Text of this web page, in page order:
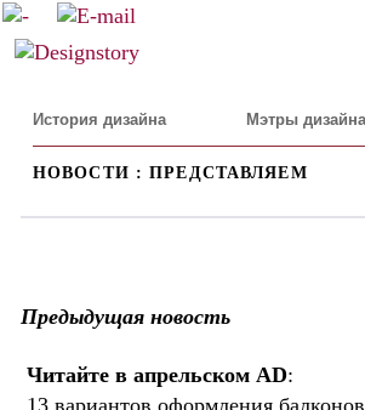
История дизайна Мэтры дизайна
НОВОСТИ : ПРЕДСТАВЛЯЕМ
Предыдущая новость
Читайте в апрельском AD:
13 вариантов оформления